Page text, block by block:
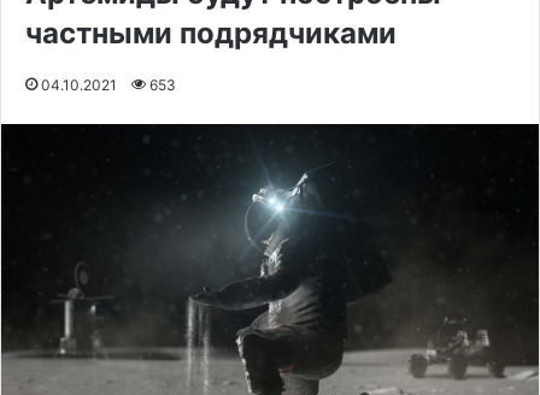
частными подрядчиками
04.10.2021 653